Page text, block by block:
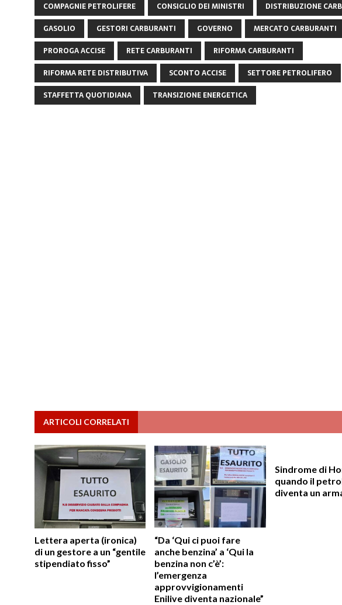
COMPAGNIE PETROLIFERE
CONSIGLIO DEI MINISTRI
DISTRIBUZIONE
GASOLIO
GESTORI CARBURANTI GOVERNO
MERCATO CARBURANTI
PROROGA ACCISE
RETE CARBURANTI
RIFORMA CARBURANTI
RIFORMA RETE DISTRIBUTIVA
SCONTO ACCISE
SETTORE PETROLIFERO
STAFFETTA QUOTIDIANA
TRANSIZIONE ENERGETICA
ARTICOLI CORRELATI
Lettera aperta (ironica)
di un gestore a un “gentile
stipendiato fisso”
“Da ‘Qui ci puoi fare
anche benzina’ a ‘Qui la
benzina non c’è’:
l’emergenza
approvvigionamenti
Enilive diventa nazionale”
Sindrome di
quando il
diventa un